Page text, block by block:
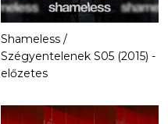
Shameless /
Szégyentelenek S05 (2015) -
előzetes